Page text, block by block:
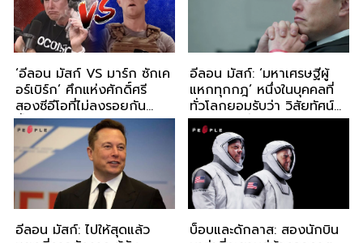
‘อีลอน มัสก์ VS มาร์ก ซักเค
อร์เบิร์ก’ ศึกแห่งศักดิ์ศรี
สองซีอีโอที่ไม่ลงรอยกัน
ตั้งแต่ 7 ปีก่อน
อีลอน มัสก์: ‘มหาเศรษฐีผู้
แหกทุกกฎ’ หนึ่งในบุคคลที่
ทั่วโลกยอมรับว่า วิสัยทัศน์
กว้างไกลที่สุด กับจุดกำเนิด
SpaceX อารยธรรมท่อง
อวกาศ
อีลอน มัสก์: ไปให้สุดแล้ว
บ็อบและดักลาส: สองนักบิน